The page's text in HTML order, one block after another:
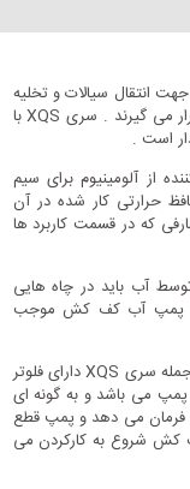
انتقال سیالات و تخلیه
پساب ها هستند که به صورت مستغرق درون سیال قرار می گیرند . سری XQS با
است .
از آلومینیوم برای سیم
حرارتی کار شده در آن
که در قسمت کاربرد ها
آب باید در چاه هایی
پمپ آب کف کش موجب
تمامی مدل های محصولات برند لیو در سری تکفاز از جمله سری XQS دارای فلوتر
می باشد و به گونه ای
می دهد و پمپ قطع
کش شروع به کارکردن می